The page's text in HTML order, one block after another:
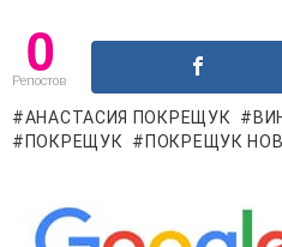
0
Репостов
АНАСТАСИЯ ПОКРЕЩУК
ПОКРЕЩУК
ПОКРЕЩУК